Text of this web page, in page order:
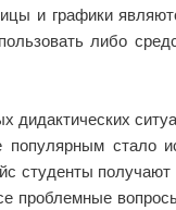
и графики
либо
дидактических
стало
студенты
проблемные